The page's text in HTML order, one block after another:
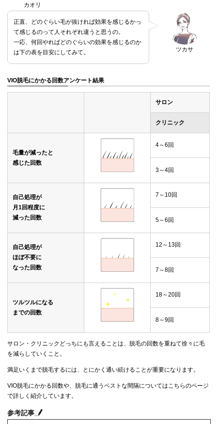
カオリ
ツカサ
正直、どのぐらい毛が抜ければ効果を感じるかっ
て感じるのって人それぞれ違うと思うの。
一応、何回やればどのぐらいの効果を感じるのか
は下の表を目安にしてみて。
VIO脱毛にかかる回数アンケート結果
サロン
クリニック
毛量が減ったと
感じた回数
4～6回
3～4回
自己処理が
月1回程度に
減った回数
7～10回
5～6回
自己処理が
ほぼ不要に
なった回数
12～13回
7～8回
ツルツルになる
までの回数
18～20回
8～9回
サロン・クリニックどっちにも言えることは、脱毛の回数を重ねて徐々に毛
を減らしていくこと。
満足いくまで脱毛するには、とにかく通い続けることが重要になります。
VIO脱毛にかかる回数や、脱毛に通うベストな間隔についてはこちらのページ
で詳しく紹介しています。
参考記事